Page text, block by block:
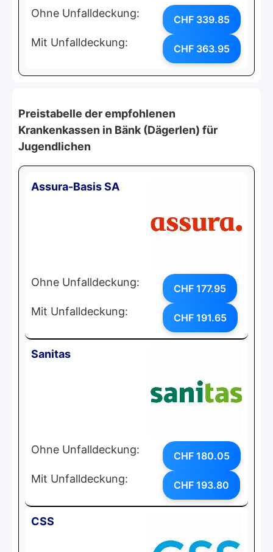
Ohne Unfalldeckung: CHF 339.85
Mit Unfalldeckung: CHF 363.95
Preistabelle der empfohlenen
Krankenkassen in Bänk (Dägerlen) für
Jugendlichen
Assura-Basis SA
Ohne Unfalldeckung: CHF 177.95
Mit Unfalldeckung: CHF 191.65
Sanitas
Ohne Unfalldeckung: CHF 180.05
Mit Unfalldeckung: CHF 193.80
CSS